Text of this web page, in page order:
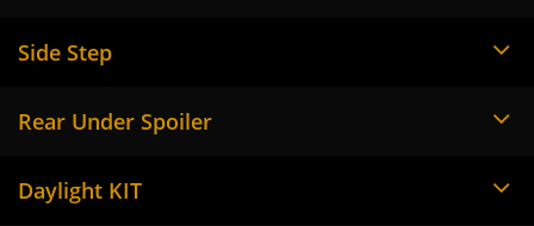
Side Step
Rear Under Spoiler
Daylight KIT